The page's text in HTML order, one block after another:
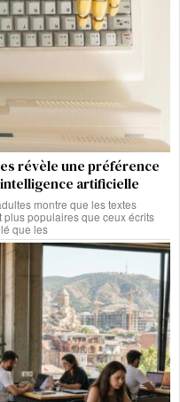
révèle une préférence
artificielle
montre que les textes
populaires que ceux écrits
que les